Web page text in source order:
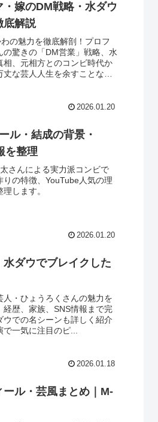
嫁のDM戦略・水ダウ
底解説
の魅力を徹底解剖！プロフ
の驚きの「DM営業」戦略、水
相、元相方とのコンビ時代か
な芸人人生を余すことなく
2026.01.20
ル・結成の背景・
を整理
さんによる実力派コンビで
の特徴、YouTube人気の理
します。
2026.01.20
ダウでブレイクした
・ひょうろくさんの魅力を
歴、家族、SNS情報まで完
での名シーンも詳しく紹介
一気に注目のピ...
2026.01.18
ル・芸風まとめ｜M-